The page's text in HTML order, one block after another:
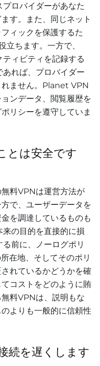
ロバイダーがあなた
す。また、同じネット
ィックを保護するた
ちます。一方で、
ィビティを記録する
れば、プロバイダー
れません。Planet VPN
ンデータ、閲覧履歴を
リシーを遵守していま
とは安全です
料VPNは運営方法が
で、ユーザーデータを
を調達しているものも
の目的を直接的に損
前に、ノーログポリ
在地、そしてそのポリ
れているかどうかを確
コストをどのように賄
料VPNは、説明もな
よりも一般的に信頼性
続を遅くします